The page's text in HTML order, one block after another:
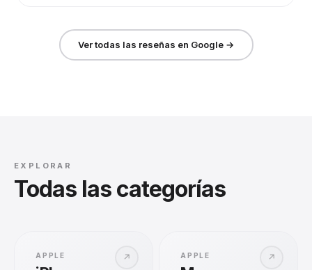
Ver todas las reseñas en Google →
EXPLORAR
Todas las categorías
↗
APPLE ↗
APPLE